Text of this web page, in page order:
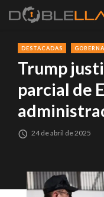
DESTACADAS
Trump
parcial de
24 de abril de 2025